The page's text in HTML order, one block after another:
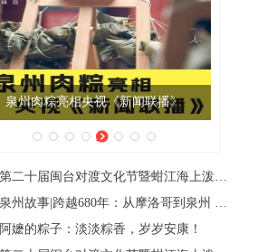
泉州肉粽亮相央视《新闻联播》
阿嬷的粽子：淡淡粽香，岁岁安康！